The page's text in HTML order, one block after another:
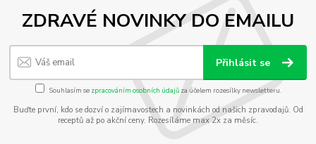
ZDRAVÉ NOVINKY DO EMAILU
Přihlásit se
Souhlasím se zpracováním osobních údajůza účelem rozesílky newsletteru.
Buďte první, kdo se dozví o zajímavostech a novinkách od našich zpravodajů. Od
receptů až po akční ceny. Rozesíláme max 2x za měsíc.